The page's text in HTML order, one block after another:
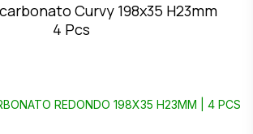
Curvy 198x35 H23mm
4 Pcs